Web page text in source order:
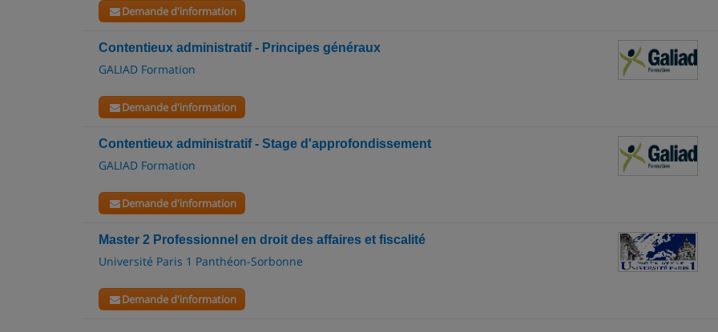
Demande d'information
Contentieux administratif - Principes généraux
GALIAD Formation
Demande d'information
Contentieux administratif - Stage d'approfondissement
GALIAD Formation
Demande d'information
Master 2 Professionnel en droit des affaires et fiscalité
Université Paris 1 Panthéon-Sorbonne
Demande d'information